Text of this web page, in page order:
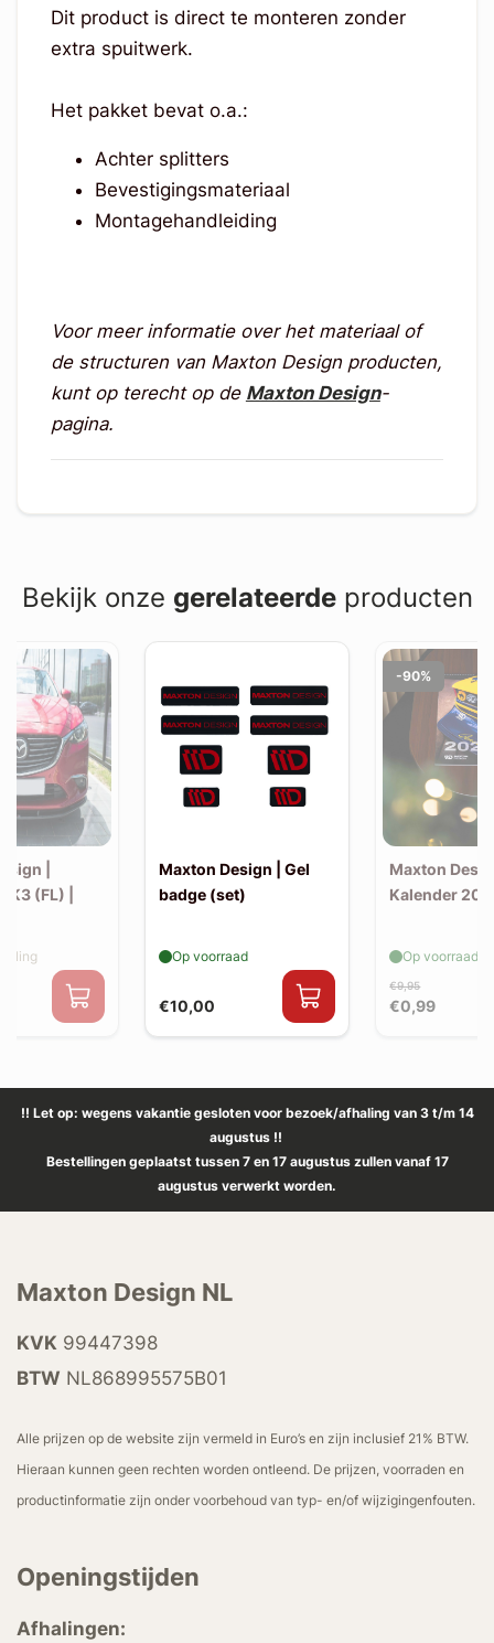
Dit product is direct te monteren zonder
extra spuitwerk.
Het pakket bevat o.a.:
Achter splitters
Bevestigingsmateriaal
Montagehandleiding
Voor meer informatie over het materiaal of
de structuren van Maxton Design producten,
kunt op terecht op de Maxton Design-
pagina.
Bekijk onze gerelateerdeproducten
|
(FL) |
Maxton Design | Gel
badge (set)
€10,00
Op voorraad
-90%
Maxton
Kalender
€9,95
€0,99
Op voorraad
!! Let op: wegens vakantie gesloten voor bezoek/afhaling van 3 t/m 14
augustus !!
Bestellingen geplaatst tussen 7 en 17 augustus zullen vanaf 17
augustus verwerkt worden.
Maxton Design NL
KVK 99447398
BTW NL868995575B01
Alle prijzen op de website zijn vermeld in Euro’s en zijn inclusief 21% BTW.
Hieraan kunnen geen rechten worden ontleend. De prijzen, voorraden en
productinformatie zijn onder voorbehoud van typ- en/of wijzigingenfouten.
Openingstijden
Afhalingen: